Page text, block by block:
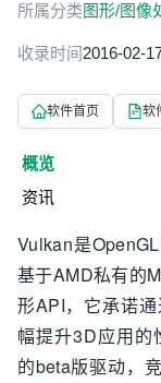
所属分类图形/图像
收录时间2016-02-
软件首页 软
概览
资讯
Vulkan是
基于AMD私有的
形API，它承诺
幅提升3D应用的
的beta版驱动，